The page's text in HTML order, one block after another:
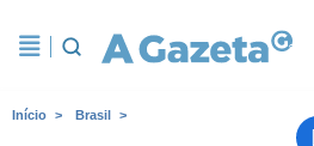
Início Brasil